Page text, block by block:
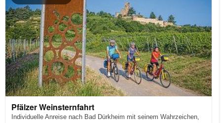
Pfälzer Weinsternfahrt
Individuelle Anreise nach Bad Dürkheim mit seinem Wahrzeichen,